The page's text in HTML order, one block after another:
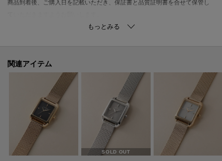
商品到着後、ご購入日を記載いただき、保証書と品質証明書を合せて保管し
お修理の際は、保証書と品質証明書を合わせてご提出ください。
保証書と品質証明書をご持参いただき、お近くのCOCOSHNIK店舗までお持
ちください。
無償にて、長さの調整をさせていただきます。
※生産時期により、仕様や寸法に個体差がございます。予めご了承くださ
※照明の関係により、実際よりも色味が違って見える場合があります。ま
関連アイテム
SOLD OUT